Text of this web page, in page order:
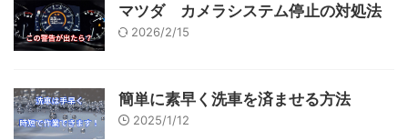
マツダ カメラシステム停止の対処法
2026/2/15
簡単に素早く洗車を済ませる方法
2025/1/12